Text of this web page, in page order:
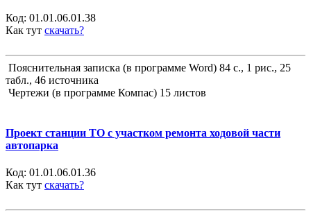
Код: 01.01.06.01.38
Как тут скачать?
Пояснительная записка (в программе Word) 84 с., 1 рис., 25
табл., 46 источника
Чертежи (в программе Компас) 15 листов
Проект станции ТО с участком ремонта ходовой части
автопарка
Код: 01.01.06.01.36
Как тут скачать?